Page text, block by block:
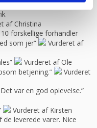
af Christina
forskellige forhandler
som jer”
Vurderet af
Vurderet af Ole
betjening.”
Vurderet
var en god oplevelse.”
Vurderet af Kirsten
leverede varer. Nice